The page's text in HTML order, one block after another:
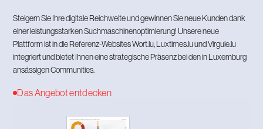
Steigern Sie Ihre digitale Reichweite und gewinnen Sie neue Kunden dank
einer leistungsstarken Suchmaschinenoptimierung! Unsere neue
Plattform ist in die Referenz-Websites Wort.lu, Luxtimes.lu und Virgule.lu
integriert und bietet Ihnen eine strategische Präsenz bei den in Luxemburg
ansässigen Communities.
Das Angebot entdecken